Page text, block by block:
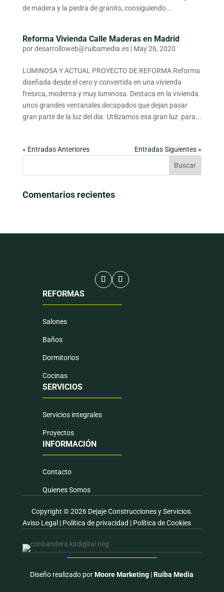
de madera y la piedra de granito, consiguiendo...
Reforma Vivienda Calle Maderas en Madrid
pordesarrolloweb@ruibamedia.es| May 26, 2020
LUMINOSA Y ACTUAL PROYECTO DE REFORMA Reforma
diseñada desde el cero y convertida en una vivienda
fresxca, moderna y muy luminosa. Destaca en la vivienda
unos grandes ventanales decapados que dejan pasar
gran parte de la luz del dia. Utilizamos esa gran luz para...
« Entradas Anteriores Entradas Siguientes »
Comentarios recientes
REFORMAS
Salones
Baños
Dormitorios
Cocinas
SERVICIOS
Servicios integrales
Proyectos
INFORMACIÓN
Contacto
Quienes Somos
Copyright © 2026 Dejaje Construcciones y Servicios.
Aviso Legal | Política de privacidad | Política de Cookies
Diseño realizado porMoore Marketing |Ruiba Media